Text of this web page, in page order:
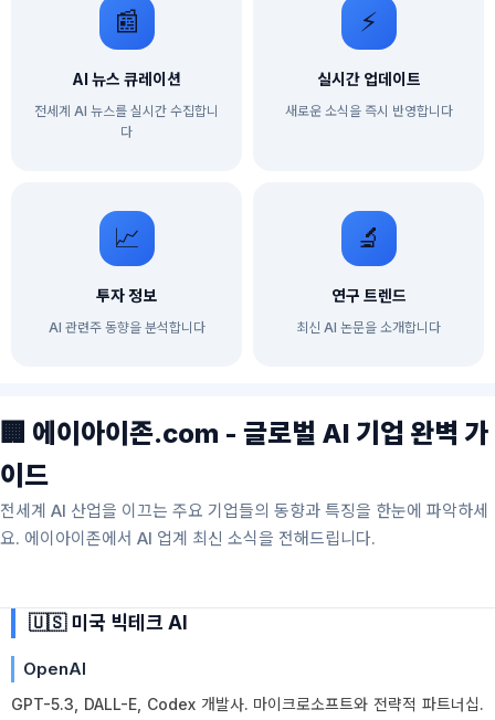
📰
AI 뉴스 큐레이션
전세계 AI 뉴스를 실시간 수집합니
다
⚡
실시간 업데이트
새로운 소식을 즉시 반영합니다
📈
투자 정보
AI 관련주 동향을 분석합니다
🔬
연구 트렌드
최신 AI 논문을 소개합니다
🏢 에이아이존.com - 글로벌 AI 기업 완벽 가
이드
전세계 AI 산업을 이끄는 주요 기업들의 동향과 특징을 한눈에 파악하세
요. 에이아이존에서 AI 업계 최신 소식을 전해드립니다.
🇺🇸 미국 빅테크 AI
OpenAI
GPT-5.3, DALL-E, Codex 개발사. 마이크로소프트와 전략적 파트너십.